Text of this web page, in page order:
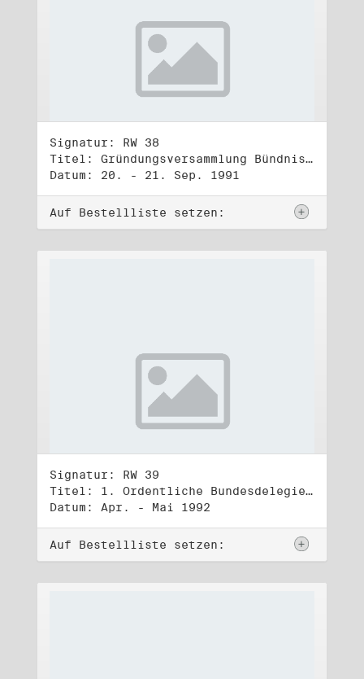
Signatur: RW 38
Titel: Gründungsversammlung Bündnis 90
Datum: 20. - 21. Sep. 1991
Auf Bestellliste setzen:
Signatur: RW 39
Titel: 1. Ordentliche Bundesdelegiertenversammlung (1.-3.5.1992)
Datum: Apr. - Mai 1992
Auf Bestellliste setzen: